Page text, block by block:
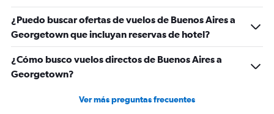
¿Puedo buscar ofertas de vuelos de Buenos Aires a
Georgetown que incluyan reservas de hotel?
¿Cómo busco vuelos directos de Buenos Aires a
Georgetown?
Ver más preguntas frecuentes